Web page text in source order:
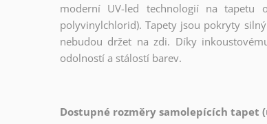
moderní UV-led technologií na tapetu
polyvinylchlorid). Tapety jsou pokryty
nebudou držet na zdi. Díky
odolností a stálostí barev.
Dostupné rozměry samolepících tapet